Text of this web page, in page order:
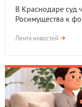
В Краснодаре суд
Росимущества к
Лента новостей